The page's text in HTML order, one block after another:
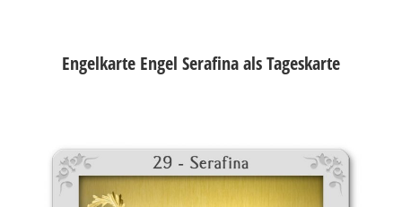
Engelkarte Engel Serafina als Tageskarte